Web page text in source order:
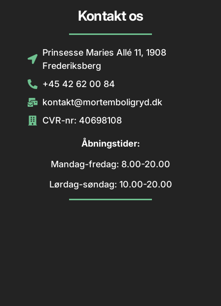
Kontakt os
Prinsesse Maries Allé 11, 1908
Frederiksberg
+45 42 62 00 84
kontakt@mortemboligryd.dk
CVR-nr: 40698108
Åbningstider:
Mandag-fredag: 8.00-20.00
Lørdag-søndag: 10.00-20.00